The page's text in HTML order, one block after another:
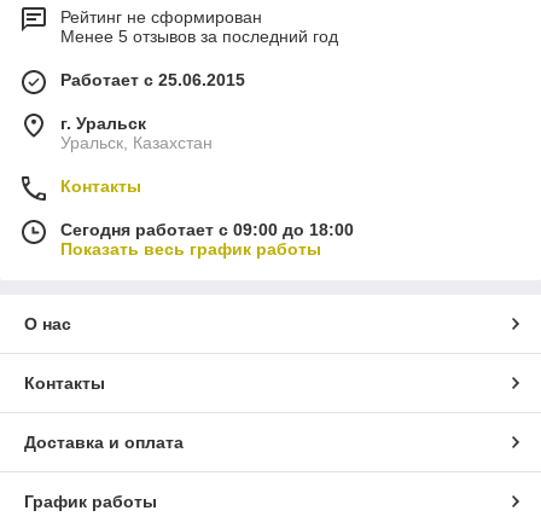
Рейтинг не сформирован
Менее 5 отзывов за последний год
Работает с 25.06.2015
г. Уральск
Уральск, Казахстан
Контакты
Сегодня работает с 09:00 до 18:00
Показать весь график работы
О нас
Контакты
Доставка и оплата
График работы